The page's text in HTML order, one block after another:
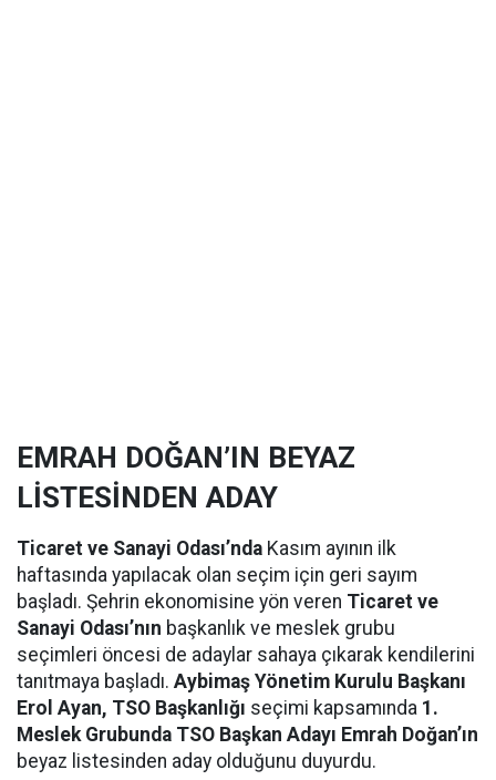
EMRAH DOĞAN’IN BEYAZ
LİSTESİNDEN ADAY
Ticaret ve Sanayi Odası’nda Kasım ayının ilk
haftasında yapılacak olan seçim için geri sayım
başladı. Şehrin ekonomisine yön veren Ticaret ve
Sanayi Odası’nın başkanlık ve meslek grubu
seçimleri öncesi de adaylar sahaya çıkarak kendilerini
tanıtmaya başladı. Aybimaş Yönetim Kurulu Başkanı
Erol Ayan, TSO Başkanlığı seçimi kapsamında 1.
Meslek Grubunda TSO Başkan Adayı Emrah Doğan’ın
beyaz listesinden aday olduğunu duyurdu.